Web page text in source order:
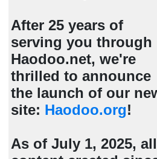
After 25 years of
serving you through
Haodoo.net, we're
thrilled to announce
the launch of our
site: Haodoo.org!
As of July 1, 2025, all